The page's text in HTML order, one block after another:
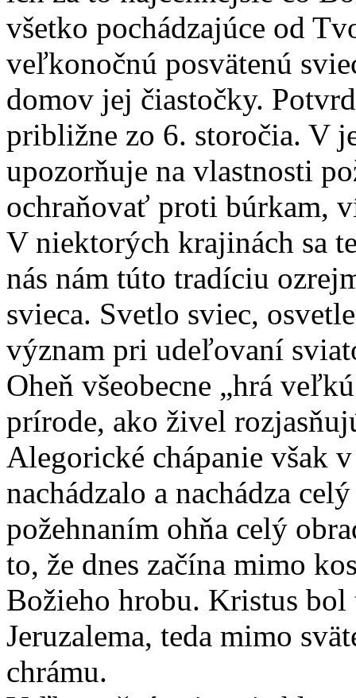
všetko pochádzajúce od
veľkonočnú posvätenú
domov jej čiastočky.
približne zo 6. storočia. V
upozorňuje na vlastnosti
ochraňovať proti búrkam,
V niektorých krajinách sa
nás nám túto tradíciu
svieca. Svetlo sviec,
význam pri udeľovaní
Oheň všeobecne „hrá
prírode, ako živel
Alegorické chápanie však
nachádzalo a nachádza
požehnaním ohňa celý
to, že dnes začína mimo
Božieho hrobu. Kristus
Jeruzalema, teda mimo
chrámu.